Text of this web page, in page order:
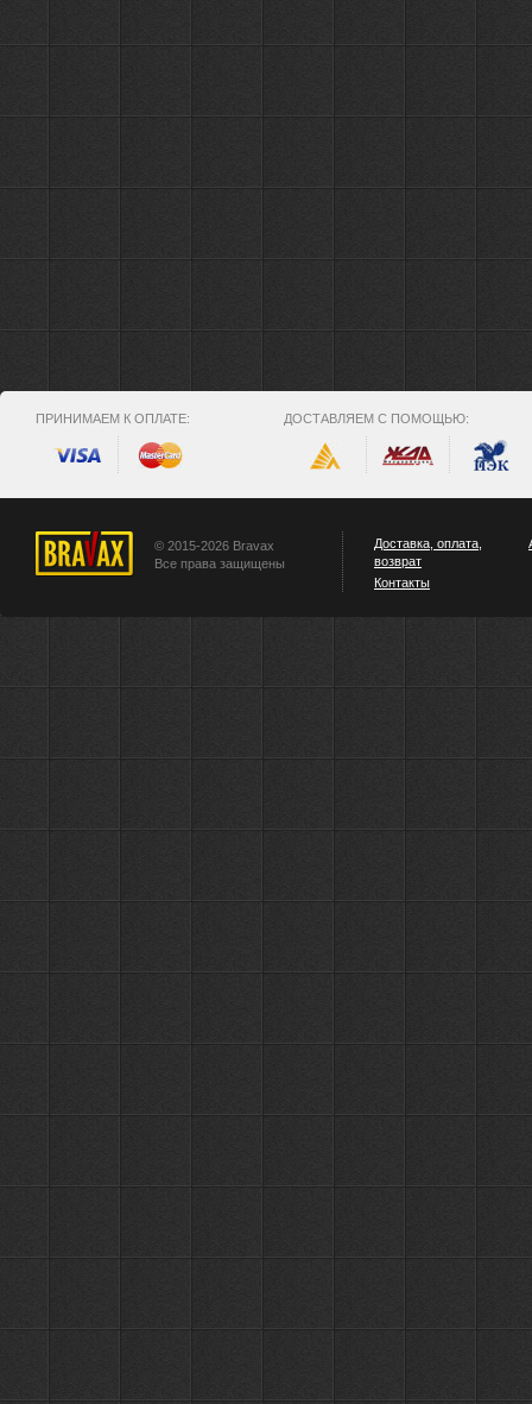
ПРИНИМАЕМ К ОПЛАТЕ: ДОСТАВЛЯЕМ С ПОМОЩЬЮ:
© 2015-2026 Bravax
Все права защищены
Доставка, оплата,
возврат
Контакты